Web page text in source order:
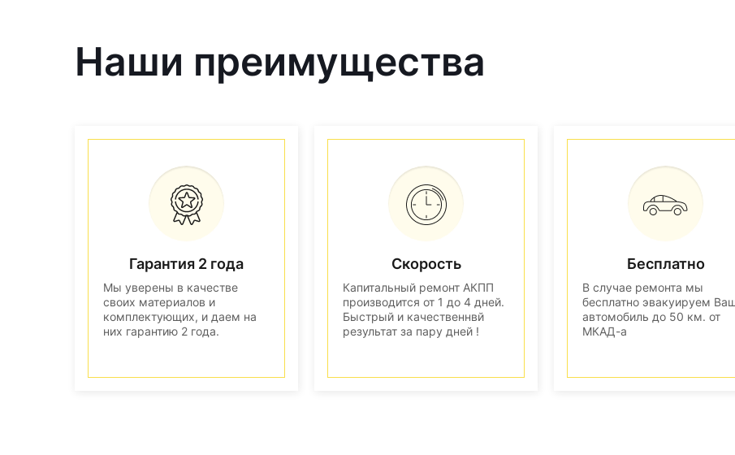
Наши преимущества
Гарантия 2 года
Мы уверены в качестве
своих материалов и
комплектующих, и даем на
них гарантию 2 года.
Скорость
Капитальный ремонт АКПП
производится от 1 до 4 дней.
Быстрый и качественнвй
результат за пару дней !
Бесплатно
В случае ремонта мы
бесплатно эвакуируем
автомобиль до 50 км. от
МКАД-а